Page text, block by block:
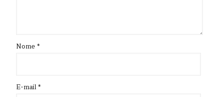
Nome *
E-mail*